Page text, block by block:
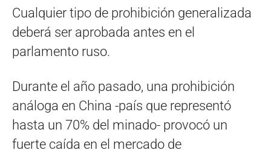
Cualquier tipo de prohibición generalizada
deberá ser aprobada antes en el
parlamento ruso.
Durante el año pasado, una prohibición
análoga en China -país que representó
hasta un 70% del minado- provocó un
fuerte caída en el mercado de